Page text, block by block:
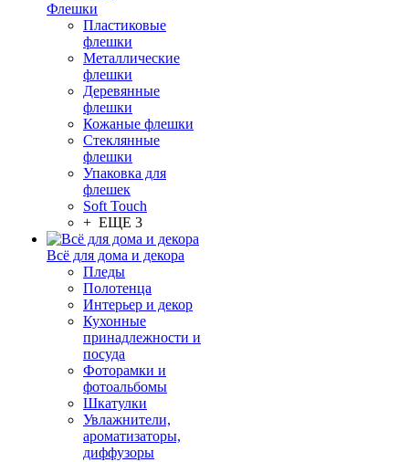
Флешки
Пластиковые
флешки
Металлические
флешки
Деревянные
флешки
Кожаные флешки
Стеклянные
флешки
Упаковка для
флешек
Soft Touch
+ ЕЩЕ 3
Всё для дома и декора
Пледы
Полотенца
Интерьер и декор
Кухонные
принадлежности и
посуда
Фоторамки и
фотоальбомы
Шкатулки
Увлажнители,
ароматизаторы,
диффузоры